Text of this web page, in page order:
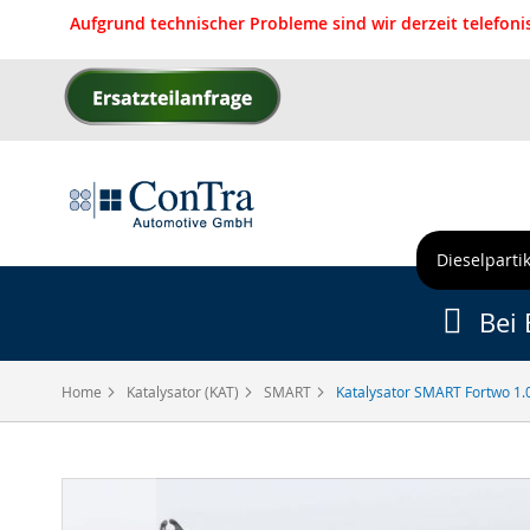
Aufgrund technischer Probleme sind wir derzeit
Direkt
zum
Home Katalysator (KAT) SMART Katalysator SMART Fortwo
Bei